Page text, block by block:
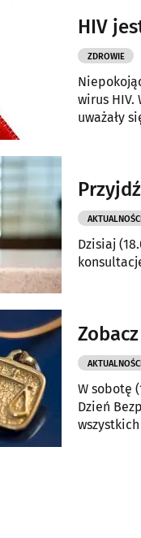
HIV
ZDROWIE
wirus HIV.
uważały
Dzisiaj
W sobotę
Dzień